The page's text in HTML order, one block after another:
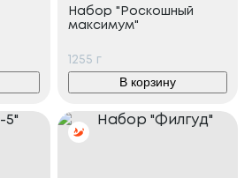
Набор "Роскошный
максимум"
1255 г
В корзину